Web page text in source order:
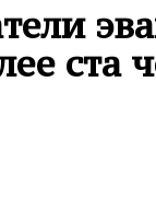
ста